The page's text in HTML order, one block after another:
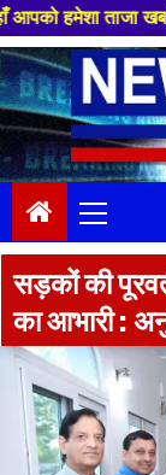
खबरों से रूबरू
Skip
to
content
Menu
सड़कों की
का आभारी :